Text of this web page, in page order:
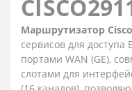
Маршрутизатор Cisco
сервисов для
портами WAN (GE),
слотами для